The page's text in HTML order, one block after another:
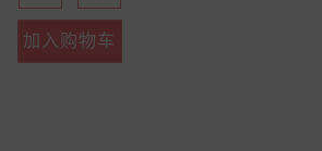
加入购物车